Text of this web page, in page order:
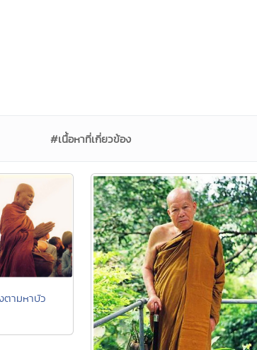
#เนื้อหาที่เกี่ยวข้อง
ตามหาบัว